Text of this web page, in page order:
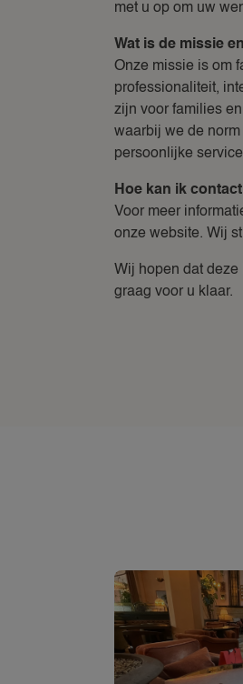
met u op om uw
Wat is de missie
Onze missie is om
professionaliteit,
zijn voor families
waarbij we de
persoonlijke
Hoe kan ik
Voor meer
onze website. Wij
Wij hopen dat
graag voor u klaar.